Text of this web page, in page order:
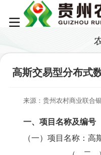
高斯交易型分布式
一、项目名称及编号
（一）项目名称：